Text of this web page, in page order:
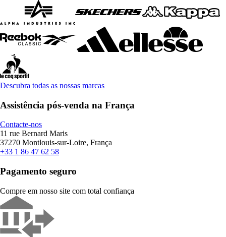
Descubra todas as nossas marcas
Assistência pós-venda na França
Contacte-nos
11 rue Bernard Maris
37270 Montlouis-sur-Loire, França
+33 1 86 47 62 58
Pagamento seguro
Compre em nosso site com total confiança